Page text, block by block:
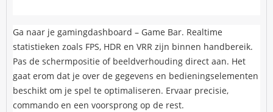
Ga naar je gamingdashboard – Game Bar. Realtime
statistieken zoals FPS, HDR en VRR zijn binnen handbereik.
Pas de schermpositie of beeldverhouding direct aan. Het
gaat erom dat je over de gegevens en bedieningselementen
beschikt om je spel te optimaliseren. Ervaar precisie,
commando en een voorsprong op de rest.